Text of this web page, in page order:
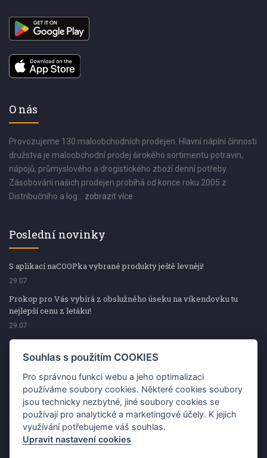
O nás
Provozujeme 130 maloobchodních prodejen. Hlavní náplní činnosti
družstva je maloobchodní prodej širokého sortimentu potravin,
nápojů, průmyslového a drogistického zboží denní potřeby.
Zásobování našich prodejen probíhá od konce roku 2005 z
Distribučního a log... zobrazit více
Poslední novinky
S aplikací naCOOPka vybrané produkty ještě levněji!
29.07
Prokop pro Vás vybírá z obslužného úseku na víkendovku tu
nejlepší cenu z letáku!
29.07
Prokop pro Vás vybírá z obslužného úseku na víkendovku tu
nejlepší cenu z letáku!
Kup špekáčky od Váhaly a vyhraj s naCOOPkou sekerku Fiskars
29.07
Prokop pro Vás vybírá na víkendovku ty nejlepší ceny z letáku!
29.07
Souhlas s použitím COOKIES
Pro správnou funkci webu a jeho optimalizaci
používáme soubory cookies. Některé cookies soubory
jsou technicky nezbytné, jiné soubory cookies se
používají pro analytické a marketingové účely. K jejich
využívání potřebujeme váš souhlas.
Upravit nastavení cookies